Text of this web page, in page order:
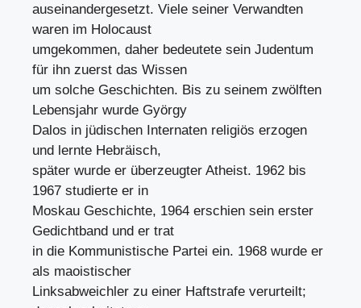
auseinandergesetzt. Viele seiner Verwandten
waren im Holocaust
umgekommen, daher bedeutete sein Judentum
für ihn zuerst das Wissen
um solche Geschichten. Bis zu seinem zwölften
Lebensjahr wurde György
Dalos in jüdischen Internaten religiös erzogen
und lernte Hebräisch,
später wurde er überzeugter Atheist. 1962 bis
1967 studierte er in
Moskau Geschichte, 1964 erschien sein erster
Gedichtband und er trat
in die Kommunistische Partei ein. 1968 wurde er
als maoistischer
Linksabweichler zu einer Haftstrafe verurteilt;